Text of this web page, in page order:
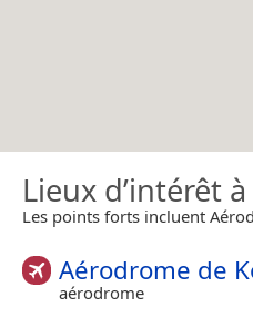
Lieux d’intérêt
Les points forts incluent
Aérodrome de
aérodrome